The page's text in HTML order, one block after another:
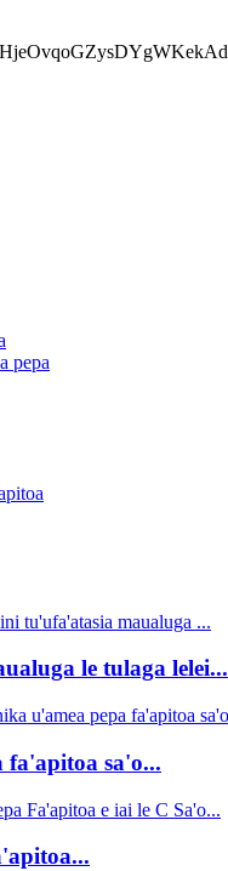
pepa
le tulaga lelei...
fa'apitoa sa'o...